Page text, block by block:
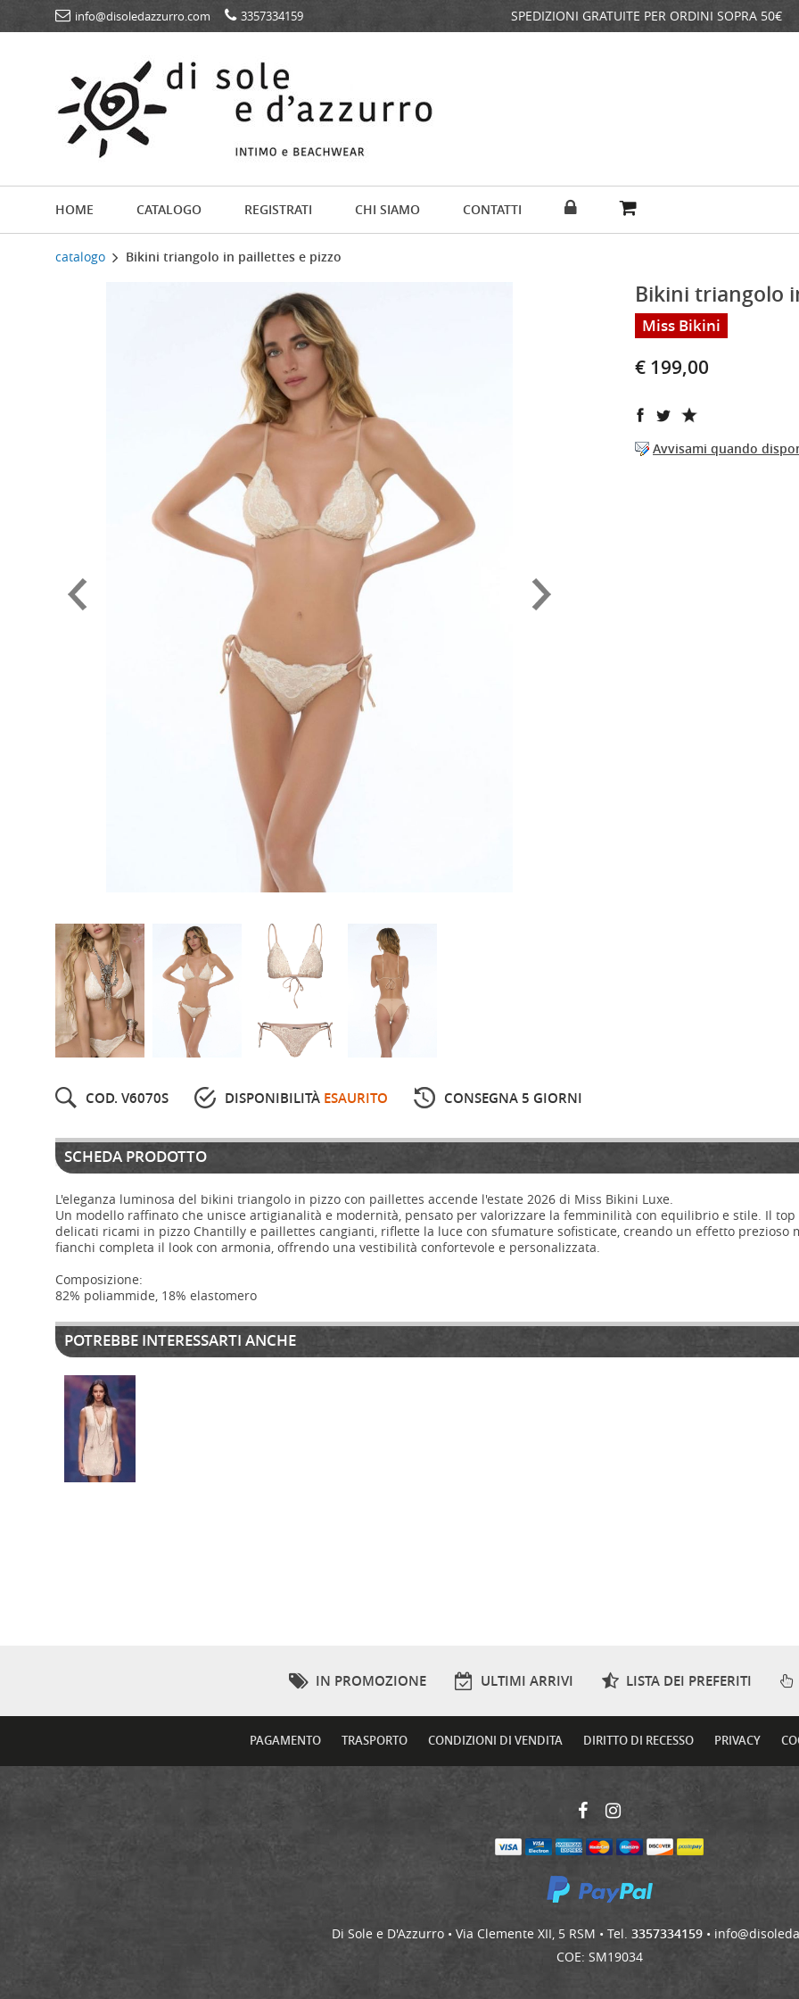
info@disoledazzurro.com 3357334159 SPEDIZIONI GRATUITE PER ORDINI SOPRA 50€
HOME CATALOGO REGISTRATI CHI SIAMO CONTATTI
catalogo Bikini triangolo in paillettes e pizzo
Bikini triangolo
Miss Bikini
€ 199,00
Avvisami quando
COD. V6070S DISPONIBILITÀ ESAURITO CONSEGNA 5 GIORNI
SCHEDA PRODOTTO
L'eleganza luminosa del bikini triangolo in pizzo con paillettes accende l'estate 2026 di Miss Bikini Luxe.
Un modello raffinato che unisce artigianalità e modernità, pensato per valorizzare la femminilità con equilibrio e stile. Il
delicati ricami in pizzo Chantilly e paillettes cangianti, riflette la luce con sfumature sofisticate, creando un effetto prezioso
fianchi completa il look con armonia, offrendo una vestibilità confortevole e personalizzata.
Composizione:
82% poliammide, 18% elastomero
POTREBBE INTERESSARTI ANCHE
IN PROMOZIONE ULTIMI ARRIVI LISTA DEI PREFERITI
PAGAMENTO TRASPORTO CONDIZIONI DI VENDITA DIRITTO DI RECESSO PRIVACY
Di Sole e D'Azzurro • Via Clemente XII, 5 RSM • Tel. 3357334159 •
COE: SM19034